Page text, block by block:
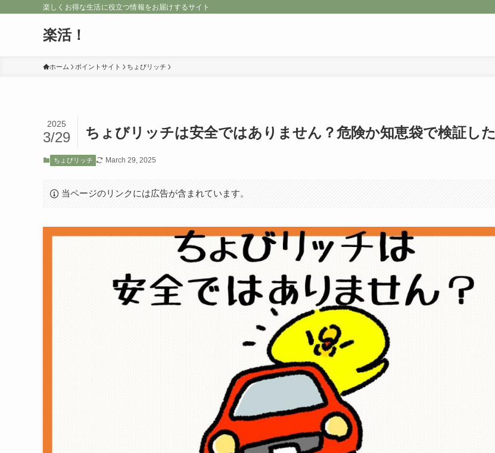
楽しくお得な生活に役立つ情報をお届けするサイト
楽活！
ホーム ポイントサイト ちょびリッチ
ちょびリッチは安全ではありません？危険か知恵袋で検証した
2025
3/29
ちょびリッチ March 29, 2025
当ページのリンクには広告が含まれています。